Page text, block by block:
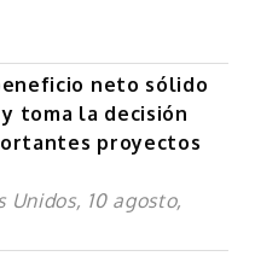
neto sólido
toma la decisión
proyectos
Unidos, 10 agosto,